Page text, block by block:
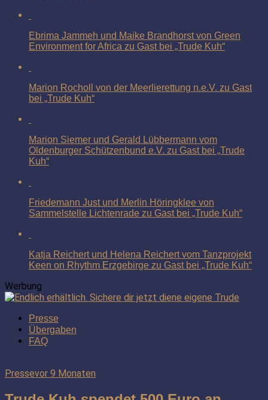
Ebrima Jammeh und Maike Brandhorst von Green
Environment for Africa zu Gast bei „Trude Kuh“
Marion Rocholl von der Meerlierettung n.e.V. zu Gast
bei „Trude Kuh“
Marion Siemer und Gerald Lübbermann vom
Oldenburger Schützenbund e.V. zu Gast bei „Trude
Kuh“
Friedemann Just und Merlin Höringklee von
Sammelstelle Lichtenrade zu Gast bei „Trude Kuh“
Katja Reichert und Helena Reichert vom Tanzprojekt
Keen on Rhythm Erzgebirge zu Gast bei „Trude Kuh“
Werbung
Presse
Übergaben
FAQ
Pressevor 9 Monaten